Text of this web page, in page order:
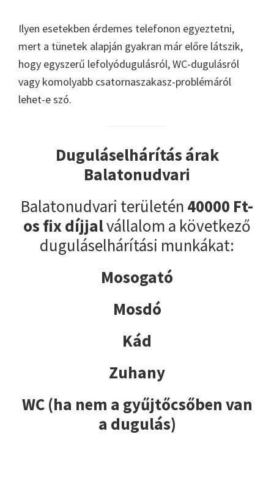
Ilyen esetekben érdemes telefonon egyeztetni,
mert a tünetek alapján gyakran már előre látszik,
hogy egyszerű lefolyódugulásról, WC-dugulásról
vagy komolyabb csatornaszakasz-problémáról
lehet-e szó.
Duguláselhárítás árak
Balatonudvari
Balatonudvari területén 40000 Ft-
os fix díjjalvállalom a következő
duguláselhárítási munkákat:
Mosogató
Mosdó
Kád
Zuhany
WC (ha nem a gyűjtőcsőben van
a dugulás)